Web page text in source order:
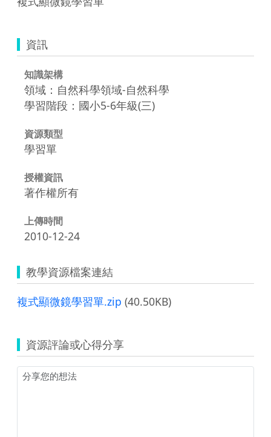
資訊
知識架構
領域：自然科學領域-自然科學
學習階段：國小5-6年級(三)
資源類型
學習單
授權資訊
著作權所有
上傳時間
2010-12-24
教學資源檔案連結
複式顯微鏡學習單.zip (40.50KB)
資源評論或心得分享